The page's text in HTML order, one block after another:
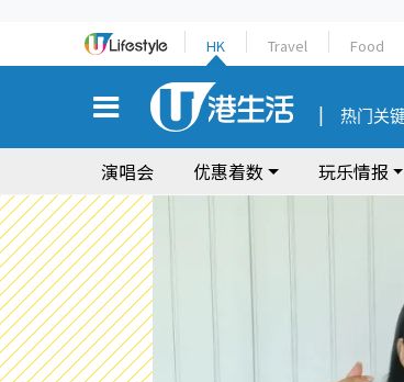
HK Travel Food
热门关键
演唱会 优惠着数 玩乐情报